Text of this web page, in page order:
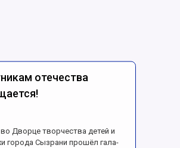
отечества
Дворце творчества детей и
города Сызрани прошёл гала-